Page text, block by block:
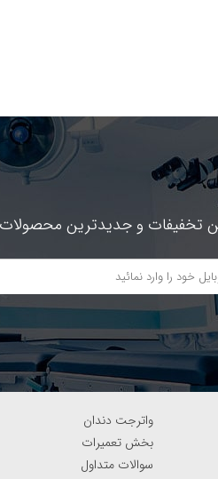
تخفیفات و جدیدترین
واترجت دندان
بخش تعمیرات
سوالات متداول